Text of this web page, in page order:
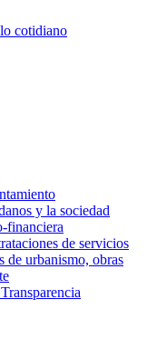
cotidiano
y la sociedad
financiera
de servicios
de urbanismo, obras